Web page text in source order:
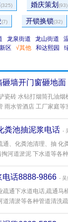
(325) 婚庆策划 (93)
(7) 开锁换锁(32)
龙泉街道 龙山街道
区 √其他 和达熙园
墙开门窗砸地面
瓷砖 水钻打烟筒孔油
雨水管酒店 工厂家庭等
粪池抽泥浆电话 -
通、化粪池清理、抽
河道淤泥 下水道等各
电话8888-9866 - 吴
通下水道电话,疏通
清淤等各种管道清洗